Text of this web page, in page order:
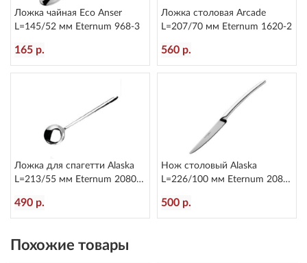
Ложка чайная Eco Anser
L=145/52 мм Eternum 968-3
165 р.
Ложка столовая Arcade
L=207/70 мм Eternum 1620-2
560 р.
Ложка для спагетти Alaska
L=213/55 мм Eternum 2080-
490 р.
Нож столовый Alaska
L=226/100 мм Eternum 2080-
500 р.
Похожие товары